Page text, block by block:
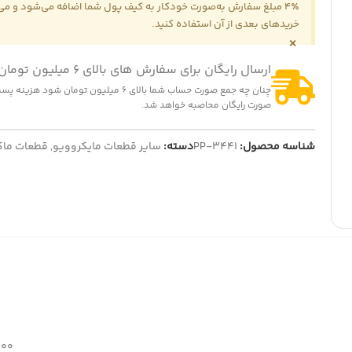
4٪ مبلغ سفارش به‌صورت خودکار به کیف پول شما اضافه می‌شود و
خریدهای بعدی از آن استفاده کنید.
×
ارسال رایگان برای سفارش های بالای 6 میلیون تومان
چنان چه جمع صورت حساب شما بالای 6 میلیون تومان
صورت رایگان محاصبه خواهد شد.
شناسه محصول: PP-3441دسته: سایر قطعات مایکروویو, قطعات
تومان 322,000 تومان
قیمت عمده
المنت چای ساز بدون لبه
310,000 تومان260,000تومان